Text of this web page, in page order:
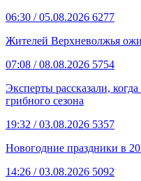
06:30 / 05.08.2026 6277
Жителей Верхневолжья
07:08 / 08.08.2026 5754
Эксперты рассказали,
грибного сезона
19:32 / 03.08.2026 5357
Новогодние праздники в
14:26 / 03.08.2026 5092